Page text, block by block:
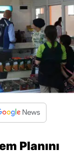
Planını